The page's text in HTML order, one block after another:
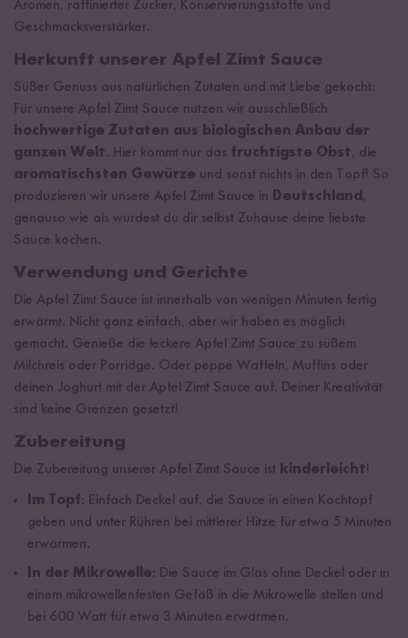
Aromen, raffinierter Zucker, Konservierungsstoffe und
Geschmacksverstärker.
Herkunft unserer Apfel Zimt Sauce
Süßer Genuss aus natürlichen Zutaten und mit Liebe gekocht:
Für unsere Apfel Zimt Sauce nutzen wir ausschließlich
hochwertige Zutaten aus biologischen Anbau der
ganzen Welt. Hier kommt nur das fruchtigste Obst, die
aromatischsten Gewürze und sonst nichts in den Topf! So
produzieren wir unsere Apfel Zimt Sauce in Deutschland,
genauso wie als würdest du dir selbst Zuhause deine liebste
Sauce kochen.
Verwendung und Gerichte
Die Apfel Zimt Sauce ist innerhalb von wenigen Minuten fertig
erwärmt. Nicht ganz einfach, aber wir haben es möglich
gemacht. Genieße die leckere Apfel Zimt Sauce zu süßem
Milchreis oder Porridge. Oder peppe Waffeln, Muffins oder
deinen Joghurt mit der Apfel Zimt Sauce auf. Deiner Kreativität
sind keine Grenzen gesetzt!
Zubereitung
Die Zubereitung unserer Apfel Zimt Sauce ist kinderleicht!
Im Topf: Einfach Deckel auf, die Sauce in einen Kochtopf
geben und unter Rühren bei mittlerer Hitze für etwa 5 Minuten
erwärmen.
In der Mikrowelle: Die Sauce im Glas ohne Deckel oder in
einem mikrowellenfesten Gefäß in die Mikrowelle stellen und
bei 600 Watt für etwa 3 Minuten erwärmen.